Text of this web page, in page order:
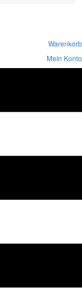
Warenkorb
Mein Konto